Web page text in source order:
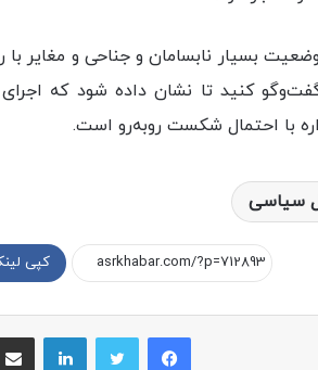
بسیار نابسامان و جناحی و مغایر
کنید تا نشان داده شود که
با احتمال شکست رو‌به‌رو است.
سياسی
کپی
فیسبوک لینکداین